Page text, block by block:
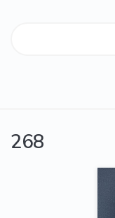
268